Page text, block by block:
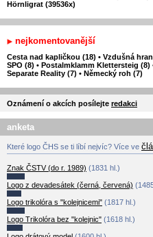
Hörnligrat (39536x)
nejkomentovanější
Cesta nad kapličkou (18) • Vzdušná
SPO (8) • Postalmklamm Klettersteig (8)
Separate Reality (7) • Německý roh (7)
Oznámení o akcích posílejte redakci
anketa
Které logo ČHS se ti líbí nejvíc? Více ve
Znak ČSTV (do r. 1989) (1831 hl.)
Logo z devadesátek (černá, červená)
Logo trikolóra s "kolejnicemi" (1817 hl.)
Logo Trikolóra bez "kolejnic" (1618 hl.)